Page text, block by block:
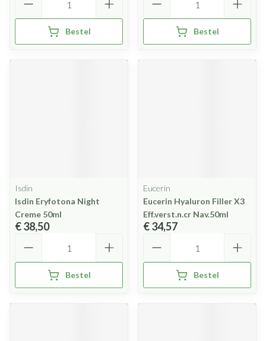
Bestel Bestel
Isdin
Isdin Eryfotona Night
Creme 50ml
€ 38,50
Bestel
Eucerin
Eucerin Hyaluron Filler X3
Eff.verst.n.cr Nav.50ml
€ 34,57
Bestel